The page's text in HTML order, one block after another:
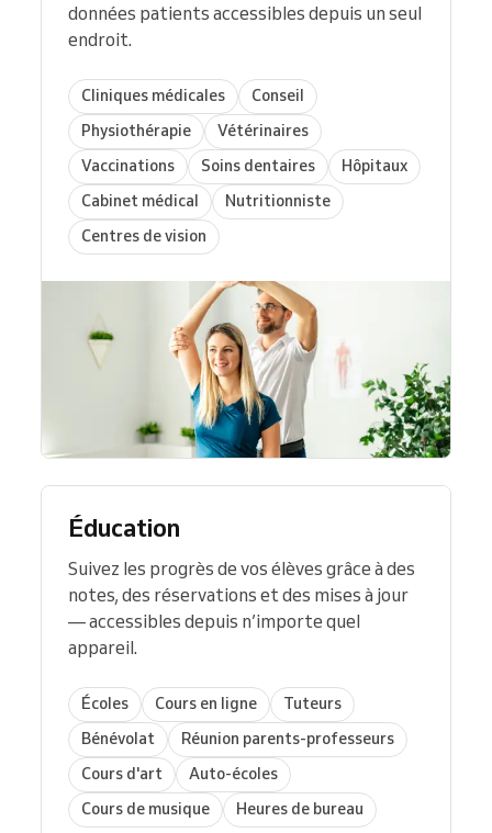
données patients accessibles depuis un seul
endroit.
Cliniques médicales
Conseil
Physiothérapie
Vétérinaires
Vaccinations
Soins dentaires
Hôpitaux
Cabinet médical
Nutritionniste
Centres de vision
Éducation
Suivez les progrès de vos élèves grâce à des
notes, des réservations et des mises à jour
— accessibles depuis n’importe quel
appareil.
Écoles Cours en ligne
Tuteurs
Bénévolat
Réunion parents-professeurs
Cours d'art
Auto-écoles
Cours de musique
Heures de bureau